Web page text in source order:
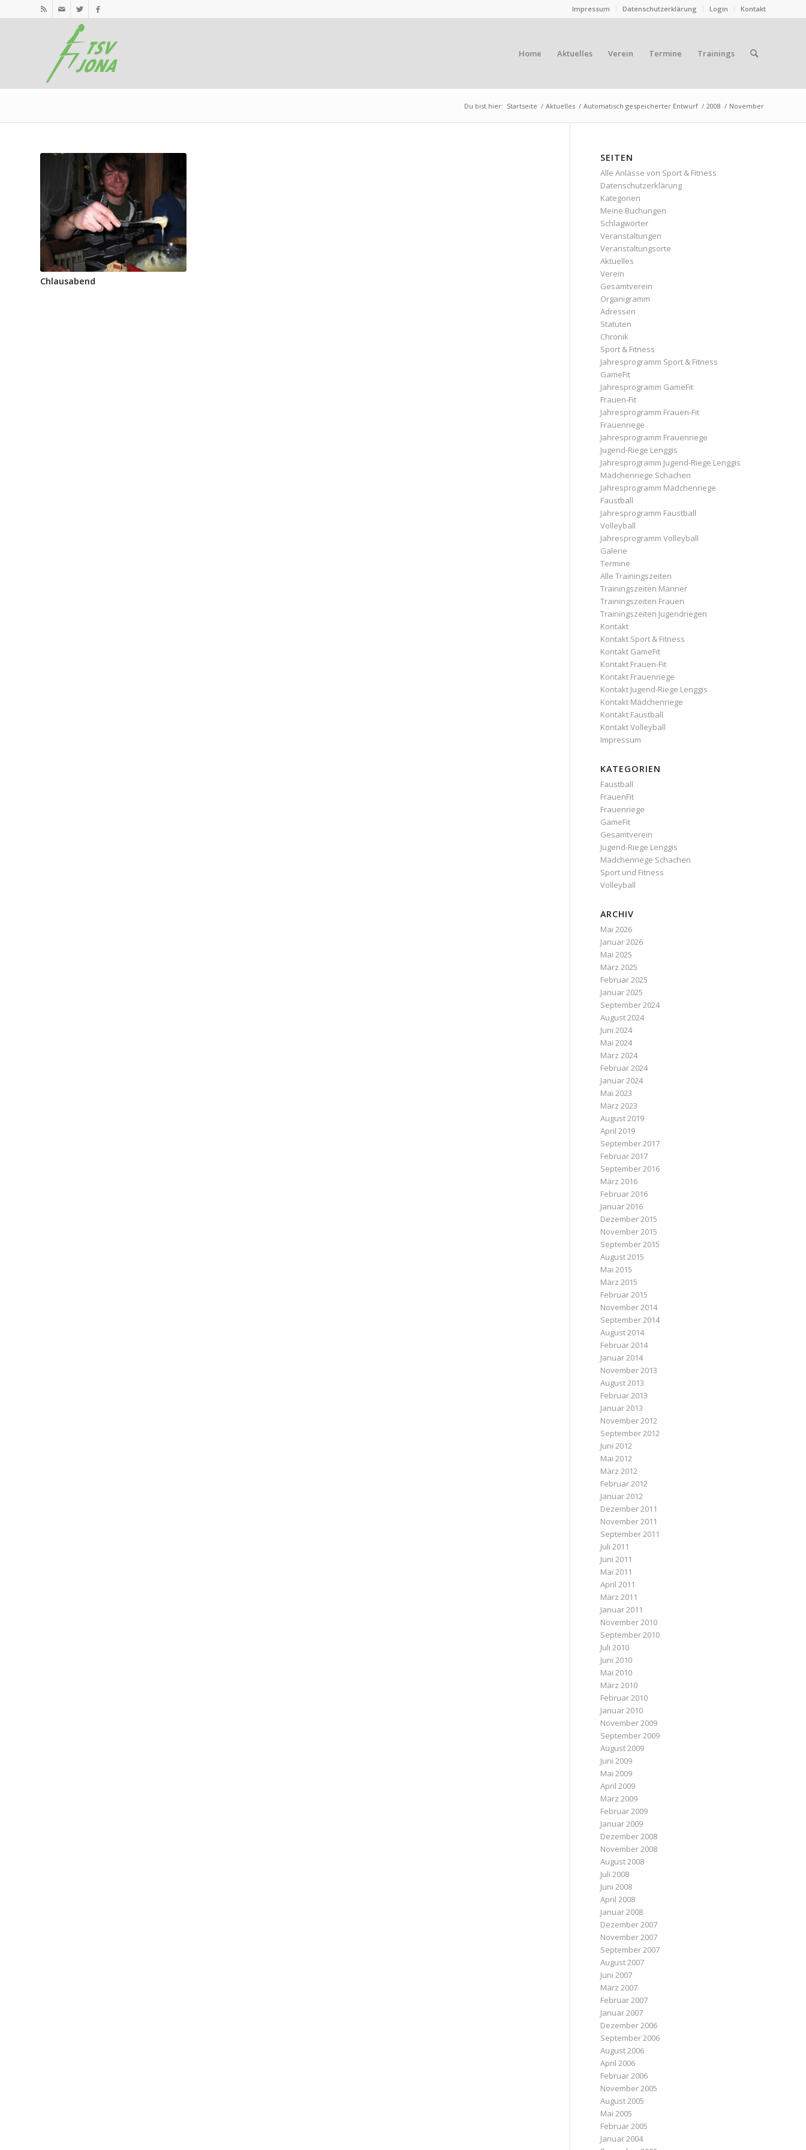
Impressum Datenschutzerklärung Login Kontakt
Home Aktuelles Verein Termine Trainings
Du bist hier: Startseite / Aktuelles / Automatisch gespeicherter Entwurf / 2008 / November
Chlausabend
SEITEN
Alle Anlässe von Sport & Fitness
Datenschutzerklärung
Kategorien
Meine Buchungen
Schlagwörter
Veranstaltungen
Veranstaltungsorte
Aktuelles
Verein
Gesamtverein
Organigramm
Adressen
Statuten
Chronik
Sport & Fitness
Jahresprogramm Sport & Fitness
GameFit
Jahresprogramm GameFit
Frauen-Fit
Jahresprogramm Frauen-Fit
Frauenriege
Jahresprogramm Frauenriege
Jugend-Riege Lenggis
Jahresprogramm Jugend-Riege Lenggis
Mädchenriege Schachen
Jahresprogramm Mädchenriege
Faustball
Jahresprogramm Faustball
Volleyball
Jahresprogramm Volleyball
Galerie
Termine
Alle Trainingszeiten
Trainingszeiten Männer
Trainingszeiten Frauen
Trainingszeiten Jugendriegen
Kontakt
Kontakt Sport & Fitness
Kontakt GameFit
Kontakt Frauen-Fit
Kontakt Frauenriege
Kontakt Jugend-Riege Lenggis
Kontakt Mädchenriege
Kontakt Faustball
Kontakt Volleyball
Impressum
KATEGORIEN
Faustball
FrauenFit
Frauenriege
GameFit
Gesamtverein
Jugend-Riege Lenggis
Mädchenriege Schachen
Sport und Fitness
Volleyball
ARCHIV
Mai 2026
Januar 2026
Mai 2025
März 2025
Februar 2025
Januar 2025
September 2024
August 2024
Juni 2024
Mai 2024
März 2024
Februar 2024
Januar 2024
Mai 2023
März 2023
August 2019
April 2019
September 2017
Februar 2017
September 2016
März 2016
Februar 2016
Januar 2016
Dezember 2015
November 2015
September 2015
August 2015
Mai 2015
März 2015
Februar 2015
November 2014
September 2014
August 2014
Februar 2014
Januar 2014
November 2013
August 2013
Februar 2013
Januar 2013
November 2012
September 2012
Juni 2012
Mai 2012
März 2012
Februar 2012
Januar 2012
Dezember 2011
November 2011
September 2011
Juli 2011
Juni 2011
Mai 2011
April 2011
März 2011
Januar 2011
November 2010
September 2010
Juli 2010
Juni 2010
Mai 2010
März 2010
Februar 2010
Januar 2010
November 2009
September 2009
August 2009
Juni 2009
Mai 2009
April 2009
März 2009
Februar 2009
Januar 2009
Dezember 2008
November 2008
August 2008
Juli 2008
Juni 2008
April 2008
Januar 2008
Dezember 2007
November 2007
September 2007
August 2007
Juni 2007
März 2007
Februar 2007
Januar 2007
Dezember 2006
September 2006
August 2006
April 2006
Februar 2006
November 2005
August 2005
Mai 2005
Februar 2005
Januar 2004